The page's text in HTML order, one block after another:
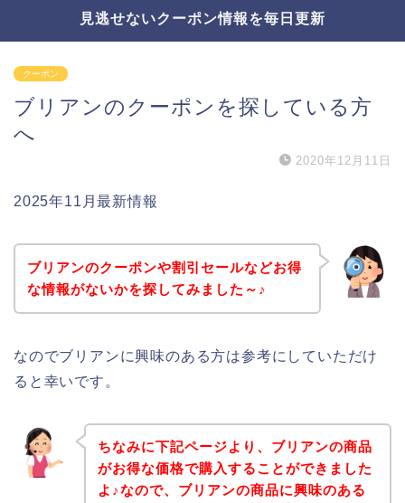
見逃せないクーポン情報を毎日更新
クーポン
ブリアンのクーポンを探している方
へ
2020年12月11日
2025年11月最新情報
ブリアンのクーポンや割引セールなどお得
な情報がないかを探してみました～♪
なのでブリアンに興味のある方は参考にしていただけ
ると幸いです。
ちなみに下記ページより、ブリアンの商品
がお得な価格で購入することができました
よ♪なので、ブリアンの商品に興味のある